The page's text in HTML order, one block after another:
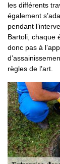
les différents
également
pendant
Bartoli, chaque
donc pas à
règles de l’art.